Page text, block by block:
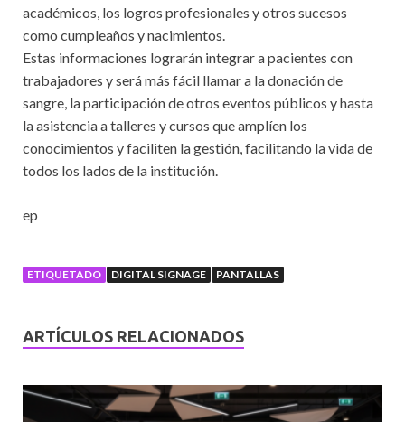
académicos, los logros profesionales y otros sucesos
como cumpleaños y nacimientos.
Estas informaciones lograrán integrar a pacientes con
trabajadores y será más fácil llamar a la donación de
sangre, la participación de otros eventos públicos y hasta
la asistencia a talleres y cursos que amplíen los
conocimientos y faciliten la gestión, facilitando la vida de
todos los lados de la institución.
ep
ETIQUETADO DIGITAL SIGNAGE PANTALLAS
ARTÍCULOS RELACIONADOS